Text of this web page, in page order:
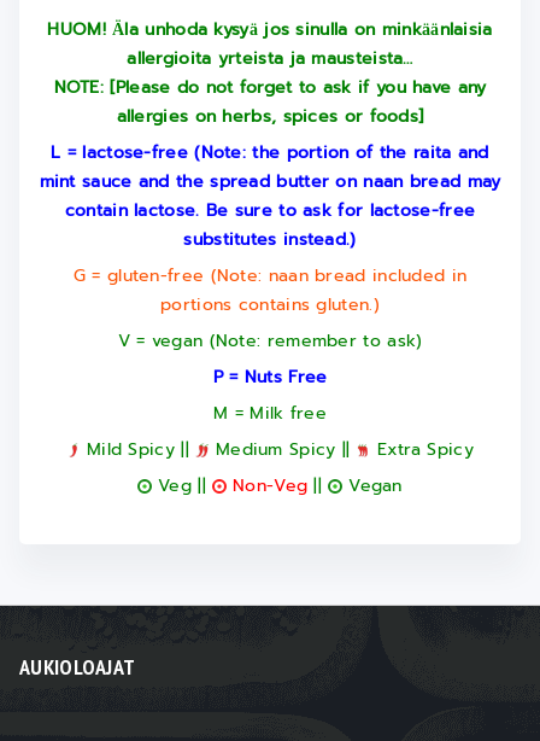
HUOM! Ӓla unhoda kysyӓ jos sinulla on minkӓӓnlaisia
allergioita yrteista ja mausteista…
NOTE: [Please do not forget to ask if you have any
allergies on herbs, spices or foods]
L = lactose-free (Note: the portion of the raita and
mint sauce and the spread butter on naan bread may
contain lactose. Be sure to ask for lactose-free
substitutes instead.)
G = gluten-free (Note: naan bread included in
portions contains gluten.)
V = vegan (Note: remember to ask)
P = Nuts Free
M = Milk free
Mild Spicy ||
Medium Spicy ||
Extra Spicy
Veg ||
Non-Veg|| Vegan
AUKIOLOAJAT